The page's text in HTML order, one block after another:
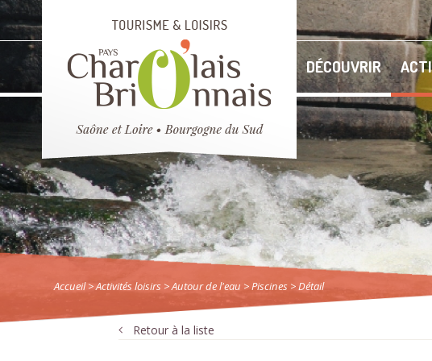
DÉCOUVRIR
Accueil> Activités loisirs >Autour de l'eau >Piscines > Détail
Retour à la liste